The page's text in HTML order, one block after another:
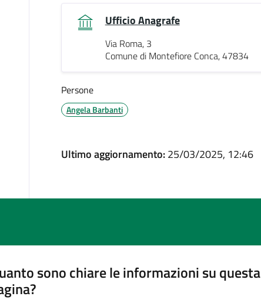
Ufficio Anagrafe
Via Roma, 3
Comune di Montefiore Conca, 47834
Persone
Angela Barbanti
Ultimo aggiornamento:25/03/2025, 12:46
sono chiare le informazioni su questa